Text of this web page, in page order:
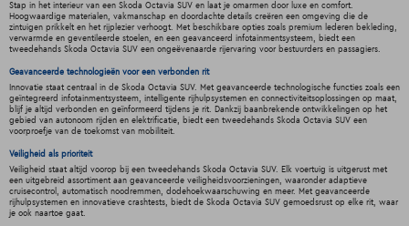
Stap in het interieur van een Skoda Octavia SUV en laat je omarmen door luxe en comfort.
Hoogwaardige materialen, vakmanschap en doordachte details creëren een omgeving die de
zintuigen prikkelt en het rijplezier verhoogt. Met beschikbare opties zoals premium lederen bekleding,
verwarmde en geventileerde stoelen, en een geavanceerd infotainmentsysteem, biedt een
tweedehands Skoda Octavia SUV een ongeëvenaarde rijervaring voor bestuurders en passagiers.
Geavanceerde technologieën voor een verbonden rit
Innovatie staat centraal in de Skoda Octavia SUV. Met geavanceerde technologische functies zoals een
geïntegreerd infotainmentsysteem, intelligente rijhulpsystemen en connectiviteitsoplossingen op maat,
blijf je altijd verbonden en geïnformeerd tijdens je rit. Dankzij baanbrekende ontwikkelingen op het
gebied van autonoom rijden en elektrificatie, biedt een tweedehands Skoda Octavia SUV een
voorproefje van de toekomst van mobiliteit.
Veiligheid als prioriteit
Veiligheid staat altijd voorop bij een tweedehands Skoda Octavia SUV. Elk voertuig is uitgerust met
een uitgebreid assortiment aan geavanceerde veiligheidsvoorzieningen, waaronder adaptieve
cruisecontrol, automatisch noodremmen, dodehoekwaarschuwing en meer. Met geavanceerde
rijhulpsystemen en innovatieve crashtests, biedt de Skoda Octavia SUV gemoedsrust op elke rit, waar
je ook naartoe gaat.